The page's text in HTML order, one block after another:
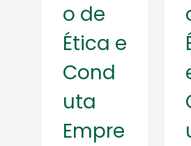
o de
Ética e
Cond
uta
Empre